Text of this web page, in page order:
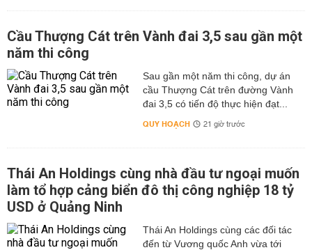
Cầu Thượng Cát trên Vành đai 3,5 sau gần một
năm thi công
Sau gần một năm thi công, dự án
cầu Thượng Cát trên đường Vành
đai 3,5 có tiến độ thực hiện đạt...
QUY HOẠCH 21 giờ trước
Thái An Holdings cùng nhà đầu tư ngoại muốn
làm tổ hợp cảng biển đô thị công nghiệp 18 tỷ
USD ở Quảng Ninh
Thái An Holdings cùng các đối tác
đến từ Vương quốc Anh vừa tới